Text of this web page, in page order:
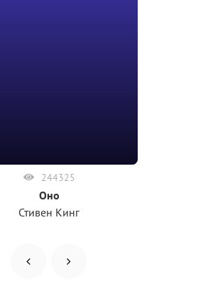
244325
Оно
Стивен Кинг